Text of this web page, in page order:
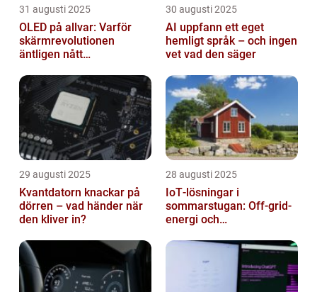
31 augusti 2025
OLED på allvar: Varför
skärmrevolutionen
äntligen nått
30 augusti 2025
AI uppfann ett eget
hemligt språk – och ingen
vet vad den säger
29 augusti 2025
Kvantdatorn knackar på
dörren – vad händer när
den kliver in?
28 augusti 2025
IoT‑lösningar i
sommarstugan: Off‑grid-
energi och